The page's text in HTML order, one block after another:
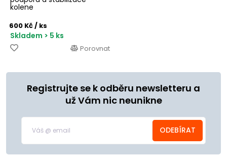
kolene
600 Kč/ ks
Skladem > 5 ks
Porovnat
Registrujte se k odběru newsletteru a
už Vám nic neunikne
ODEBÍRAT